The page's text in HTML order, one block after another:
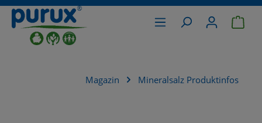
springen
Magazin Mineralsalz Produktinfos